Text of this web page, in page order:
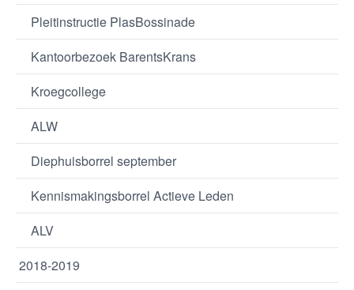
Pleitinstructie PlasBossinade
Kantoorbezoek BarentsKrans
Kroegcollege
ALW
Diephuisborrel september
Kennismakingsborrel Actieve Leden
ALV
2018-2019